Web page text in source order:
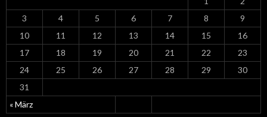
« März
3
4 5 6 7 8
9
10
11 12 13 14 15
16
17
18 19 20 21 22
23
24
25 26 27 28 29
30
31